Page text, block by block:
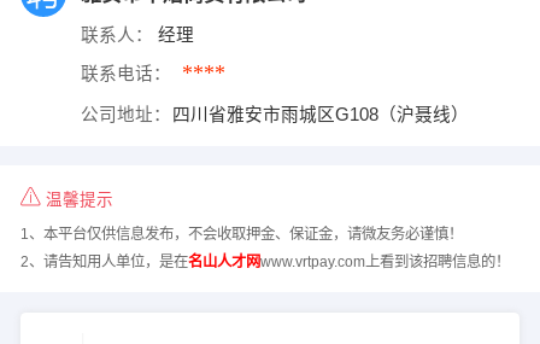
联系人： 经理
联系电话： ****
公司地址： 四川省雅安市雨城区G108（沪聂线）
温馨提示
1、本平台仅供信息发布，不会收取押金、保证金，请微友务必谨慎！
2、请告知用人单位，是在名山人才网www.vrtpay.com上看到该招聘信息的！